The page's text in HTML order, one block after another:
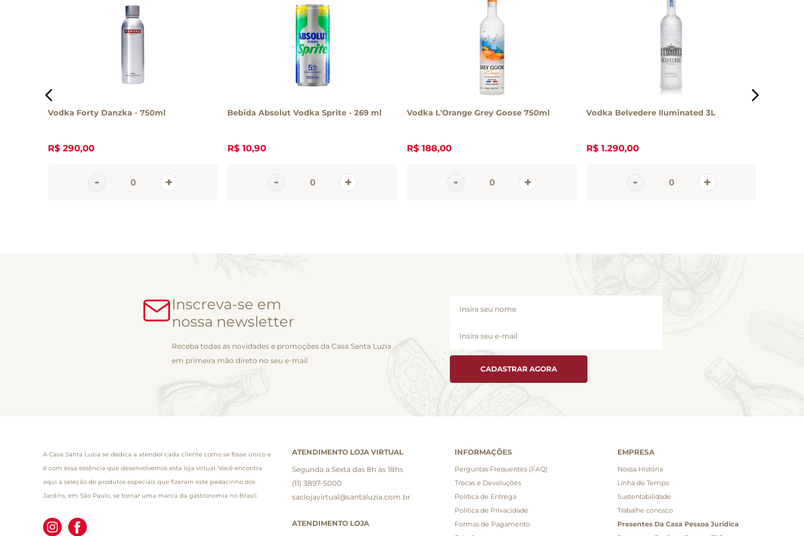
Vodka Forty Danzka - 750ml
R$ 290,00
Bebida Absolut Vodka Sprite - 269 ml
R$ 10,90
Vodka L'Orange Grey Goose 750ml
R$ 188,00
Vodka Belvedere Iluminated 3L
R$ 1.290,00
Inscreva-se em
nossa newsletter
Receba todas as novidades e promoções da Casa Santa Luzia
em primeira mão direto no seu e-mail
CADASTRAR AGORA
A Casa Santa Luzia se dedica a atender cada cliente como se fosse único e
é com essa essência que desenvolvemos esta loja virtual. Você encontra
aqui a seleção de produtos especiais que fizeram este pedacinho dos
Jardins, em São Paulo, se tornar uma marca da gastronomia no Brasil.
ATENDIMENTO LOJA VIRTUAL
Segunda a Sexta das 8h às 18hs
(11) 3897-5000
saclojavirtual@santaluzia.com.br
ATENDIMENTO LOJA
INFORMAÇÕES
Perguntas Frequentes (FAQ)
Trocas e Devoluções
Politica de Entrega
Politica de Privacidade
Formas de Pagamento
EMPRESA
Nossa História
Linha do Tempo
Sustentabilidade
Trabalhe conosco
Presentes Da Casa Pessoa Jurídica